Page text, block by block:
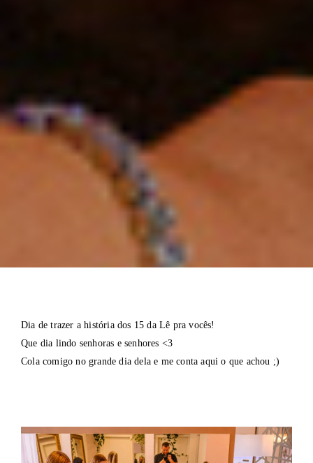
Dia de trazer a história dos 15 da Lê pra vocês!
Que dia lindo senhoras e senhores <3
Cola comigo no grande dia dela e me conta aqui o que achou ;)